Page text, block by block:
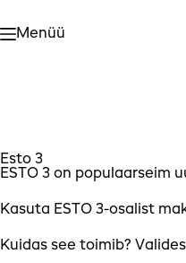
content
Menüü
Esto 3
ESTO 3 on populaarseim
Kasuta ESTO 3-osalist
Kuidas see toimib?